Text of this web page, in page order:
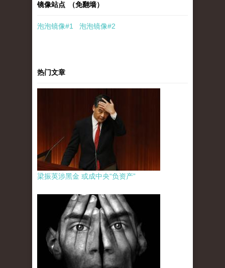
镜像站点 （免翻墙）
泡泡镜像#1 泡泡镜像#2
热门文章
梁振英涉黑金 或成中央“负资产”